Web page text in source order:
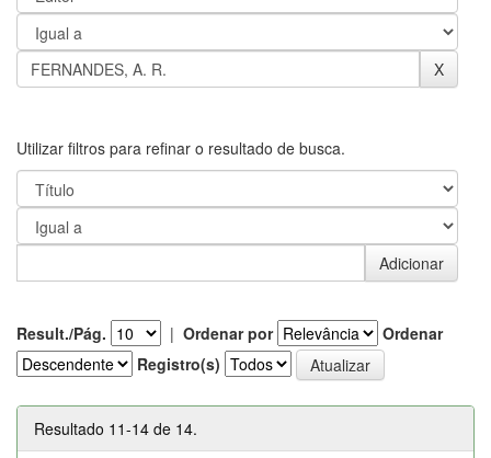
Utilizar filtros para refinar o resultado de busca.
Result./Pág. | Ordenar por
Ordenar
Registro(s)
Resultado 11-14 de 14.